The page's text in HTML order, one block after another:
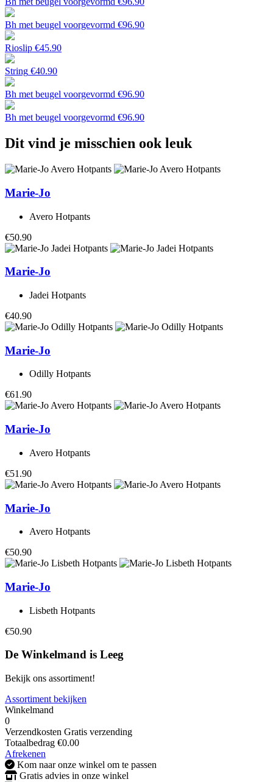
Bh met beugel voorgevormd €96.90
Rioslip €45.90
String €40.90
Bh met beugel voorgevormd €96.90
Bh met beugel voorgevormd €96.90
Dit vind je misschien ook leuk
Marie-Jo
Avero Hotpants
€50.90
Marie-Jo
Jadei Hotpants
€40.90
Marie-Jo
Odilly Hotpants
€61.90
Marie-Jo
Avero Hotpants
€51.90
Marie-Jo
Avero Hotpants
€50.90
Marie-Jo
Lisbeth Hotpants
€50.90
De Winkelmand is Leeg
Bekijk ons assortiment!
Assortiment bekijken
Winkelmand
0
Verzendkosten Gratis verzending
Totaalbedrag €0.00
Afrekenen
Kom naar onze winkel om te passen
Gratis advies in onze winkel